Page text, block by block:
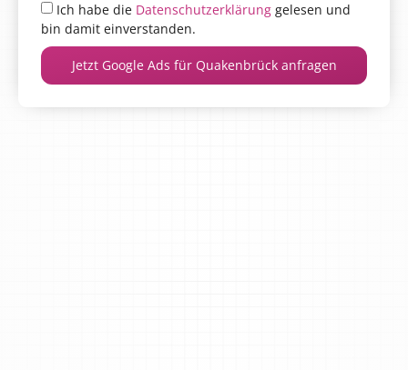
Ich habe die Datenschutzerklärung gelesen und
bin damit einverstanden.
Jetzt Google Ads für Quakenbrück anfragen